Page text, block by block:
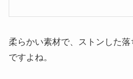
柔らかい素材で、ストンした
ですよね。